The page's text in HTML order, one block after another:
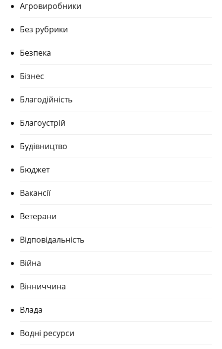
Агровиробники
Без рубрики
Безпека
Бізнес
Благодійність
Благоустрій
Будівництво
Бюджет
Вакансії
Ветерани
Відповідальність
Війна
Вінниччина
Влада
Водні ресурси